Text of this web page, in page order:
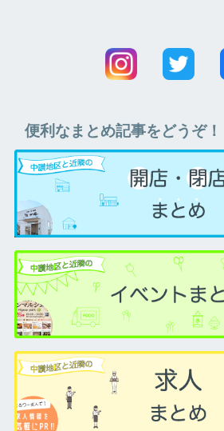
便利なまとめ記事をどうぞ！